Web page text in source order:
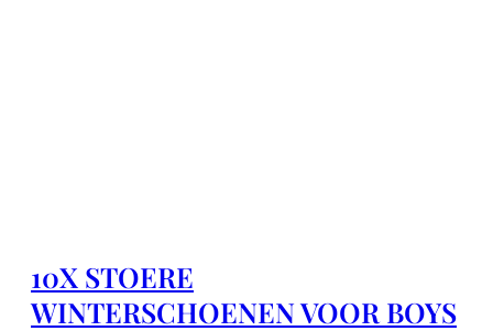
10X STOERE
WINTERSCHOENEN VOOR BOYS